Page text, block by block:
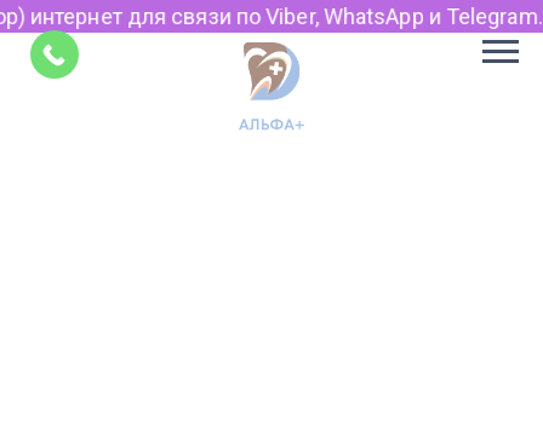
интернет для связи по Viber, WhatsApp и Telegram.